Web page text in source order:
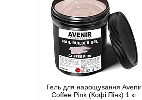
Гель для нарощування Avenir
Coffee Pink (Кофі Пінк) 1 кг